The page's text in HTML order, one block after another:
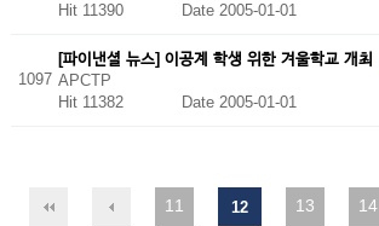
Hit 11390
Date 2005-01-01
1097
[파이낸셜 뉴스] 이공계 학생 위한 겨울학교 개최
APCTP
Hit 11382
Date 2005-01-01
11 12 13 14